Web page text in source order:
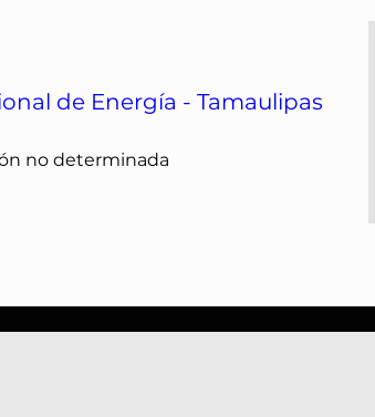
de Energía - Tamaulipas
no determinada
de Coahuila impulsan proyectos energéticos